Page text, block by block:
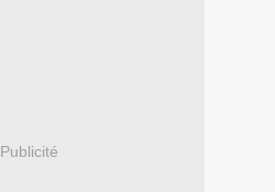
Publicité